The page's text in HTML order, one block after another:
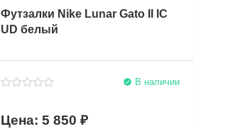
Футзалки Nike Lunar Gato II IC
UD белый
В наличии
5 850